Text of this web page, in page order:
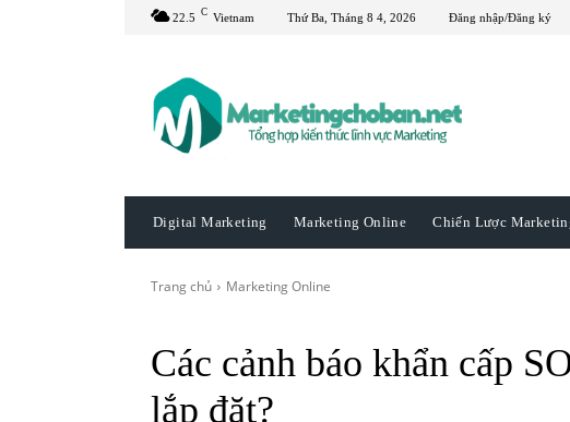
22.5 C Vietnam Thứ Ba, Tháng 8 4, 2026 Đăng nhập/Đăng ký
Digital Marketing Marketing Online Chiến Lược
Trang chủ Marketing Online
Các cảnh báo khẩn cấp
lắp đặt?